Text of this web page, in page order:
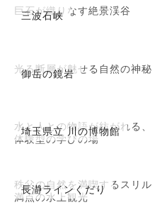
三波石峡
巨石が織りなす絶景渓谷
御岳の鏡岩
光る断層が魅せる自然の神秘
埼玉県立 川の博物館
水と人との物語が紡がれる、
体験型の学びの場
長瀞ラインくだり
秩父の自然を満喫するスリル
満点の水上観光